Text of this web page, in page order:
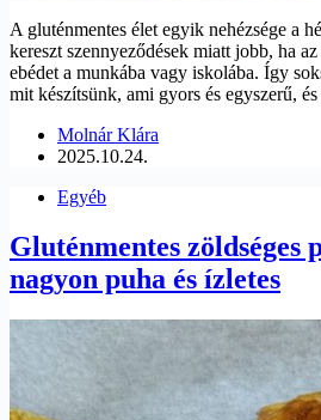
A gluténmentes élet egyik nehézsége a
kereszt szennyeződések miatt jobb, ha
ebédet a munkába vagy iskolába. Így
mit készítsünk, ami gyors és egyszerű,
Molnár Klára
2025.10.24.
Egyéb
Gluténmentes zöldséges
nagyon puha és ízletes